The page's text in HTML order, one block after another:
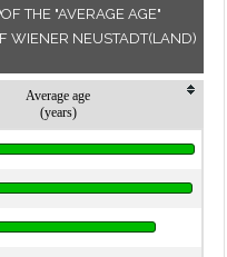
THE "AVERAGE AGE"
WIENER NEUSTADT(LAND)
Average age
(years)